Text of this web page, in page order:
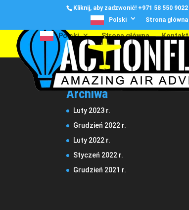
Kliknij, aby zadzwonić! +971 58 550 9022
Polski
Strona główna
Polski Strona główna Kontakt
Archiwa
Luty 2023 r.
Grudzień 2022 r.
Luty 2022 r.
Styczeń 2022 r.
Grudzień 2021 r.